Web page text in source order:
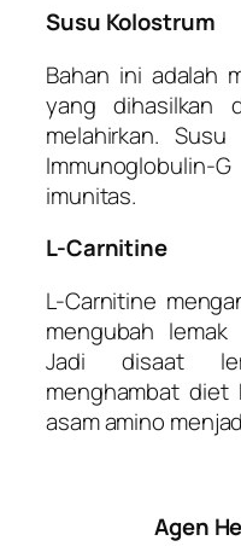
Susu Kolostrum
Bahan ini adalah
yang dihasilkan
melahirkan.
imunitas.
L-Carnitine
L-Carnitine
mengubah
Jadi disaat
menghambat
asam amino
Agen